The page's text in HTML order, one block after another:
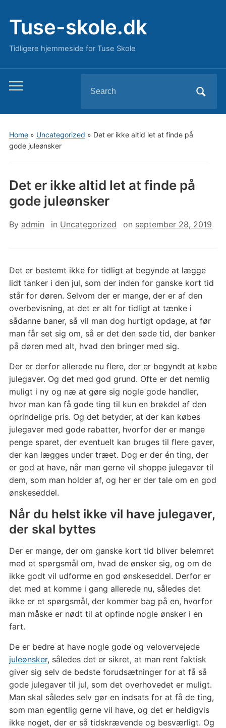
Tuse-skole.dk
Tidligere hjemmeside for Tuse Skole
Toggle
menu
for:
Home» Uncategorized » Det er ikke altid let at finde på
gode juleønsker
Det er ikke altid let at finde på
gode juleønsker
By admin in Uncategorized on september 28, 2019
Det er bestemt ikke for tidligt at begynde at lægge
lidt tanker i den jul, som der inden for ganske kort tid
står for døren. Selvom der er mange, der er af den
overbevisning, at det er alt for tidligt at tænke i
sådanne baner, så vil man dog hurtigt opdage, at før
man får set sig om, så er det den søde tid, der banker
på døren med alt, hvad den bringer med sig.
Der er derfor allerede nu flere, der er begyndt at købe
julegaver. Og det med god grund. Ofte er det nemlig
muligt i ny og næ at gøre sig nogle gode handler,
hvor man kan få gode ting til kun en brøkdel af den
oprindelige pris. Og det betyder, at der kan købes
julegaver med gode rabatter, hvorfor der er mange
penge sparet, der eventuelt kan bruges til flere gaver,
der kan lægges under træet. Dog er der én ting, der
er god at have, når man gerne vil shoppe julegaver til
dem, som man holder af, og her er der tale om en god
ønskeseddel.
Når du helst ikke vil have julegaver,
der skal byttes
Der er mange, der om ganske kort tid bliver belemret
med et spørgsmål om, hvad de ønsker sig, og om de
ikke godt vil udforme en god ønskeseddel. Derfor er
det med at komme i gang allerede nu, således det
ikke er et spørgsmål, der kommer bag på en, hvorfor
man måske er nødt til at opfinde nogle ønsker i en
fart.
De er bedre at have nogle gode og velovervejede
juleønsker, således det er sikret, at man rent faktisk
giver sig selv de bedste forudsætninger for at få så
gode julegaver til jul, som det overhovedet er muligt.
Man skal således selv gør en indsats for at få de ting,
som man egentlig gerne vil have, og det er heldigvis
ikke noget, der er så tidskrævende og besværligt. Og